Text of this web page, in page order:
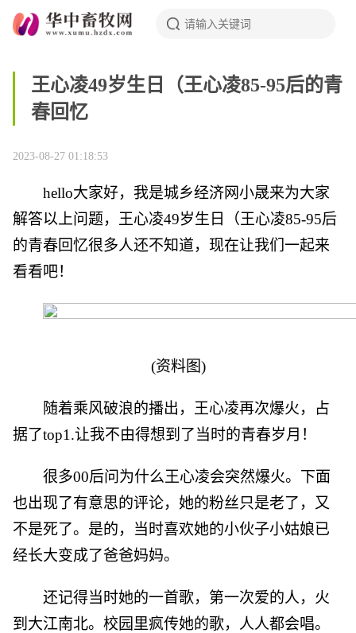
王心凌49岁生日（王心凌85-95后的青
春回忆
2023-08-27 01:18:53
hello大家好，我是城乡经济网小晟来为大家
解答以上问题，王心凌49岁生日（王心凌85-95后
的青春回忆很多人还不知道，现在让我们一起来
看看吧！
(资料图)
随着乘风破浪的播出，王心凌再次爆火，占
据了top1.让我不由得想到了当时的青春岁月！
很多00后问为什么王心凌会突然爆火。下面
也出现了有意思的评论，她的粉丝只是老了，又
不是死了。是的，当时喜欢她的小伙子小姑娘已
经长大变成了爸爸妈妈。
还记得当时她的一首歌，第一次爱的人，火
到大江南北。校园里疯传她的歌，人人都会唱。